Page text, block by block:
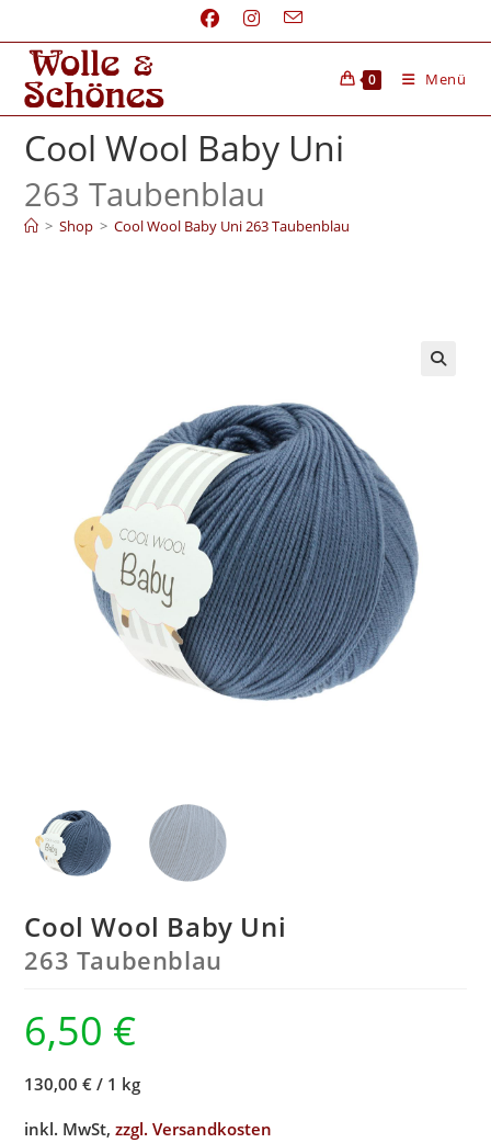
0 Menü
Cool Wool Baby Uni
263 Taubenblau
> Shop > Cool Wool Baby Uni 263 Taubenblau
Cool Wool Baby Uni
263 Taubenblau
6,50 €
130,00 € / 1 kg
inkl. MwSt,zzgl. Versandkosten